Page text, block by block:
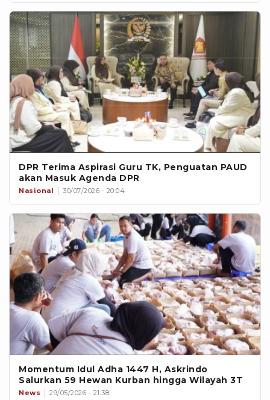
DPR Terima Aspirasi Guru TK, Penguatan PAUD
akan Masuk Agenda DPR
Nasional 30/07/2026 - 20:04
Momentum Idul Adha 1447 H, Askrindo
Salurkan 59 Hewan Kurban hingga Wilayah 3T
News 29/05/2026 - 21:38